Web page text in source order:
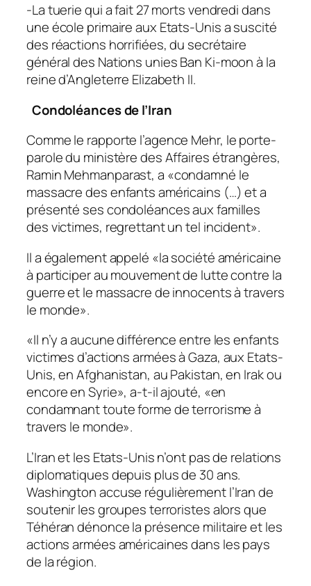
-La tuerie qui a fait 27 morts vendredi dans
une école primaire aux Etats-Unis a suscité
des réactions horrifiées, du secrétaire
général des Nations unies Ban Ki-moon à la
reine d’Angleterre Elizabeth II.
Condoléances de l’Iran
Comme le rapporte l’agence Mehr, le porte-
parole du ministère des Affaires étrangères,
Ramin Mehmanparast, a «condamné le
massacre des enfants américains (…) et a
présenté ses condoléances aux familles
des victimes, regrettant un tel incident».
Il a également appelé «la société américaine
à participer au mouvement de lutte contre la
guerre et le massacre de innocents à travers
le monde».
«Il n’y a aucune différence entre les enfants
victimes d’actions armées à Gaza, aux Etats-
Unis, en Afghanistan, au Pakistan, en Irak ou
encore en Syrie», a-t-il ajouté, «en
condamnant toute forme de terrorisme à
travers le monde».
L’Iran et les Etats-Unis n’ont pas de relations
diplomatiques depuis plus de 30 ans.
Washington accuse régulièrement l’Iran de
soutenir les groupes terroristes alors que
Téhéran dénonce la présence militaire et les
actions armées américaines dans les pays
de la région.